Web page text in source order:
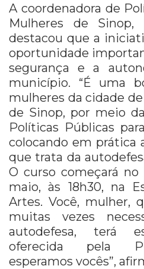
A coordenadora de
Mulheres de Sinop,
destacou que a
oportunidade
segurança e a
município. “É uma
mulheres da cidade
de Sinop, por meio
Políticas Públicas
colocando em prática
que trata da
O curso começará
maio, às 18h30, na
Artes. Você, mulher,
muitas vezes
autodefesa, terá
oferecida pela
esperamos vocês”,